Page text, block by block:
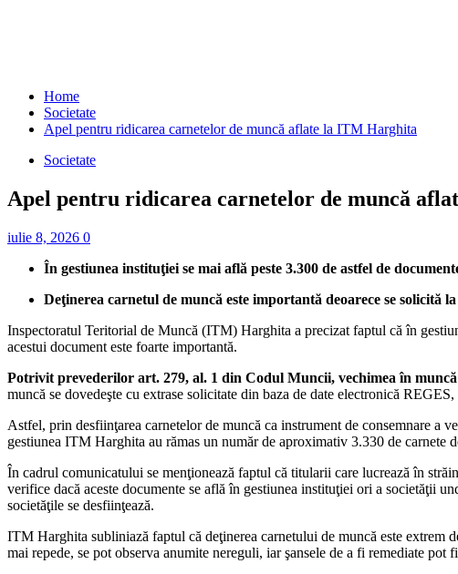
Home
Societate
Apel pentru ridicarea carnetelor de muncă aflate la ITM Harghita
Societate
Apel pentru ridicarea carnetelor de muncă
iulie 8, 2026 0
În gestiunea instituţiei se mai află peste 3.300 de astfel de
Deţinerea carnetul de muncă este importantă deoarece se solicită
Inspectoratul Teritorial de Muncă (ITM) Harghita a precizat faptul că în
acestui document este foarte importantă.
Potrivit prevederilor art. 279, al. 1 din Codul Muncii, vechimea în
muncă se dovedeşte cu extrase solicitate din baza de date electronică
Astfel, prin desfiinţarea carnetelor de muncă ca instrument de consemnare a
gestiunea ITM Harghita au rămas un număr de aproximativ 3.330 de carnete
În cadrul comunicatului se menţionează faptul că titularii care lucrează în
verifice dacă aceste documente se află în gestiunea instituţiei ori a societăţii
societăţile se desfiinţează.
ITM Harghita subliniază faptul că deţinerea carnetului de muncă este extrem
mai repede, se pot observa anumite nereguli, iar şansele de a fi remediate pot